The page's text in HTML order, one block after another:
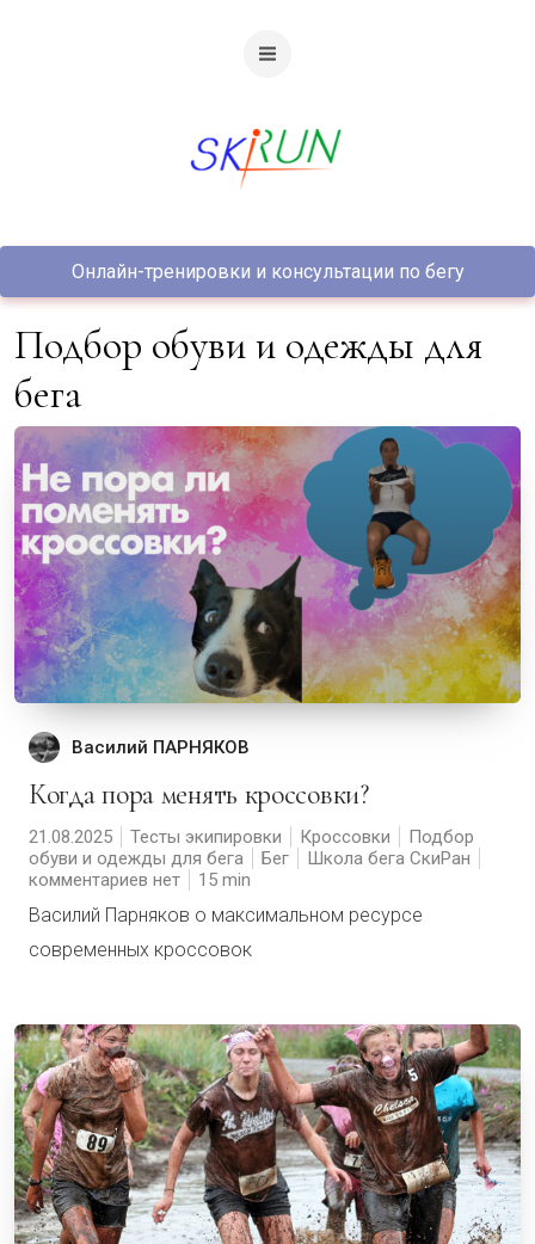
Онлайн-тренировки и консультации по бегу
Подбор обуви и одежды для
бега
Василий ПАРНЯКОВ
Когда пора менять кроссовки?
21.08.2025 Тесты экипировки Кроссовки
Подбор
обуви и одежды для бега
Бег
Школа бега СкиРан
комментариев нет
15
Василий Парняков о максимальном ресурсе
современных кроссовок